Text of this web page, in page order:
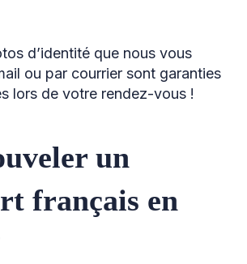
d’identité que nous vous
ou par courrier sont garanties
lors de votre rendez-vous !
un
français en